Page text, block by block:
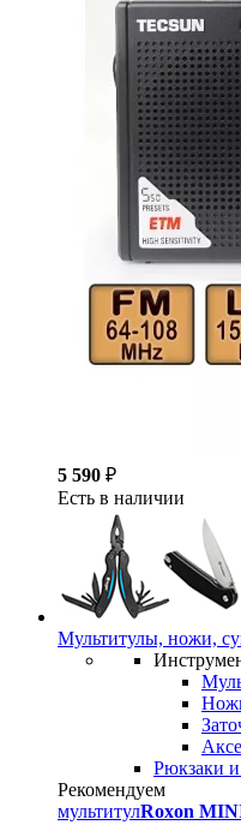
5 590 ₽
Есть в наличии
Мультитулы, ножи,
Рюкзаки
Рекомендуем
мультитулRoxon